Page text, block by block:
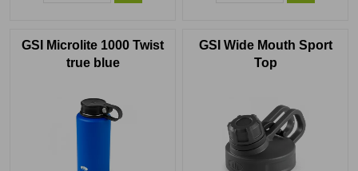
GSI Microlite 1000 Twist
true blue
GSI Wide Mouth Sport
Top